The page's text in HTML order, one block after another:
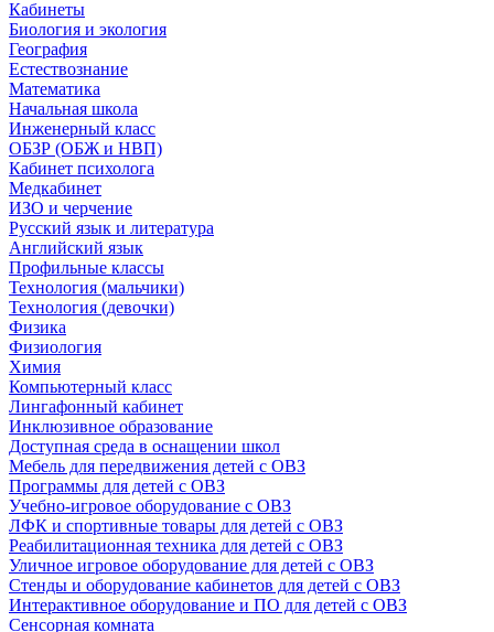
Кабинеты
Биология и экология
География
Естествознание
Математика
Начальная школа
Инженерный класс
ОБЗР (ОБЖ и НВП)
Кабинет психолога
Медкабинет
ИЗО и черчение
Русский язык и литература
Английский язык
Профильные классы
Технология (мальчики)
Технология (девочки)
Физика
Физиология
Химия
Компьютерный класс
Лингафонный кабинет
Инклюзивное образование
Доступная среда в оснащении школ
Мебель для передвижения детей с ОВЗ
Программы для детей с ОВЗ
Учебно-игровое оборудование с ОВЗ
ЛФК и спортивные товары для детей с ОВЗ
Реабилитационная техника для детей с ОВЗ
Уличное игровое оборудование для детей с ОВЗ
Стенды и оборудование кабинетов для детей с ОВЗ
Интерактивное оборудование и ПО для детей с ОВЗ
Сенсорная комната